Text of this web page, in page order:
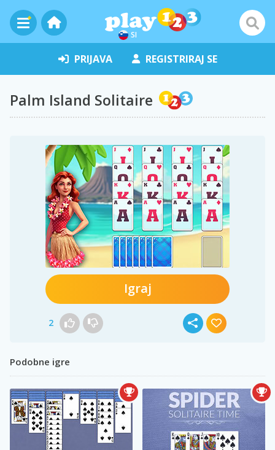
SI
PRIJAVA REGISTRIRAJ SE
Palm Island Solitaire
Igraj
2
Podobne igre